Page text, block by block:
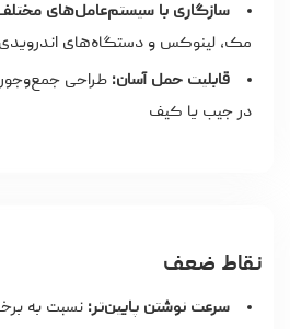
سازگاری با سیستم‌عامل‌های
مک، لینوکس و دستگاه‌های اندرویدی
قابلیت حمل آسان: طراحی
در جیب یا کیف
نقاط ضعف
سرعت نوشتن پایین‌تر: نسبت به